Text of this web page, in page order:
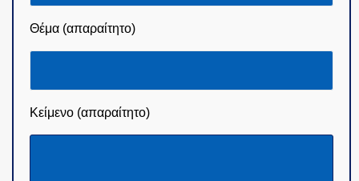
Θέμα (απαραίτητο)
Κείμενο (απαραίτητο)